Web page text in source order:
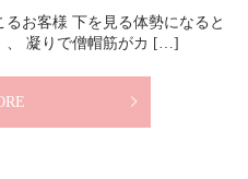
お客様 下を見る体勢になると
、 凝りで僧帽筋がカ […]